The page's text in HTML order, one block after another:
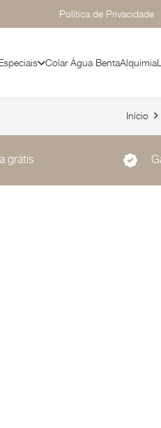
Política de Privacidade
Colar Água BentaAlquimia
Início
grátis